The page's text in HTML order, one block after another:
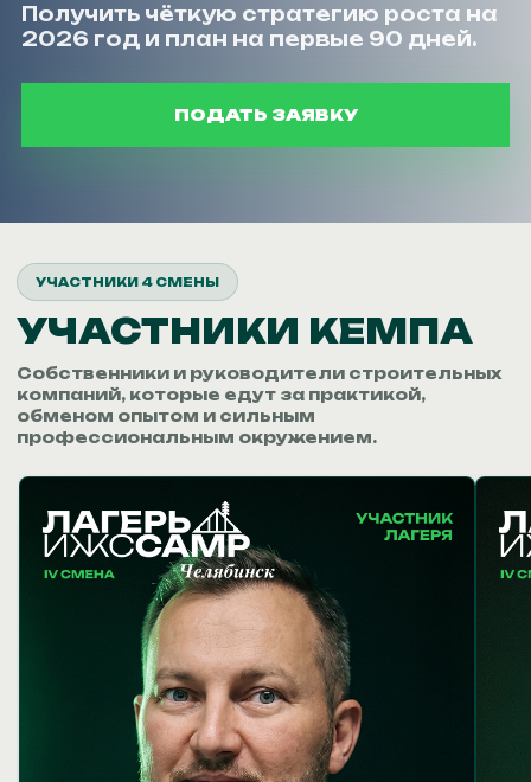
Получить чёткую стратегию роста на
2026 год и план на первые 90 дней.
ПОДАТЬ ЗАЯВКУ
УЧАСТНИКИ 4 СМЕНЫ
УЧАСТНИКИ КЕМПА
Собственники и руководители строительных
компаний, которые едут за практикой,
обменом опытом и сильным
профессиональным окружением.